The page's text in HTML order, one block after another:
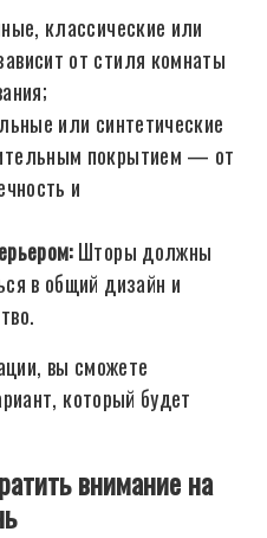
классические или
от стиля комнаты
или синтетические
покрытием — от
и
Шторы должны
в общий дизайн и
вы сможете
который будет
внимание на